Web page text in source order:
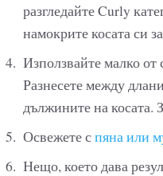
разгледайте Curly
намокрите косата си
Използвайте малко
Разнесете между
дължините на косата.
Освежете спяна или
Нещо, което дава